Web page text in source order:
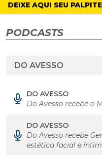
DEIXE AQUI SEU
PODCASTS
DO AVESSO
Do Avesso recebe o
DO AVESSO
Do Avesso recebe
estética facial e